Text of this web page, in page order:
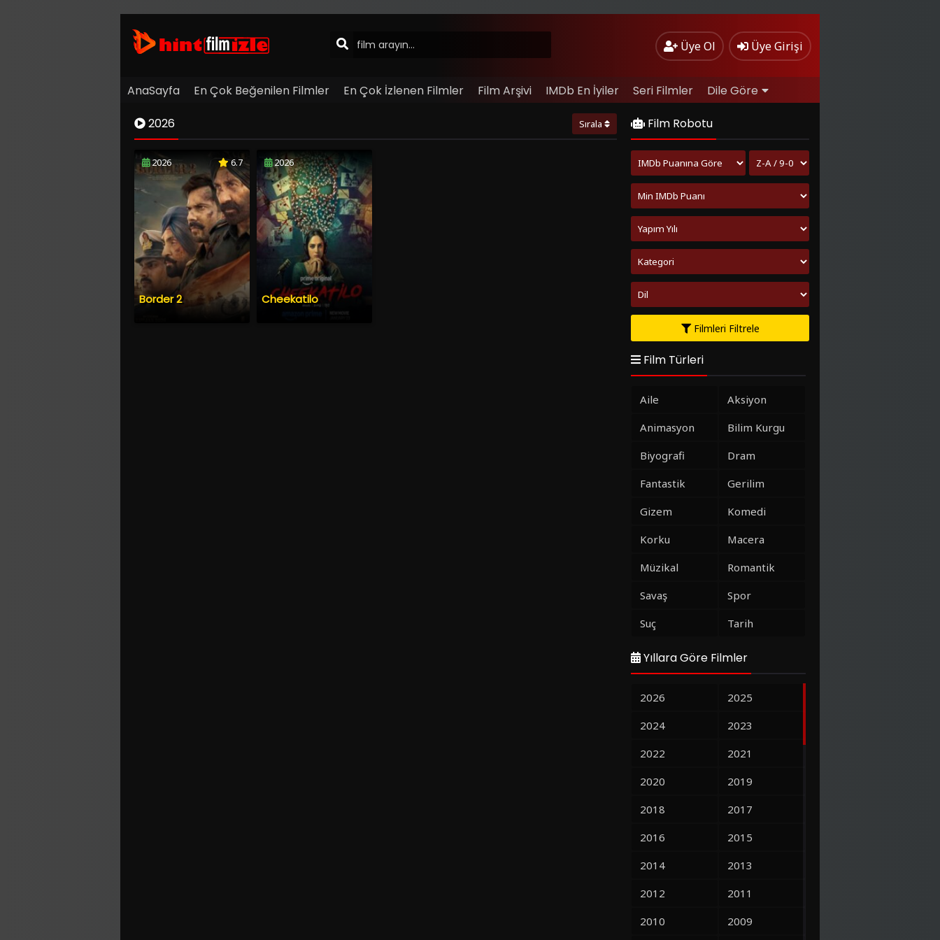
Üye Ol Üye Girişi
AnaSayfa En Çok Beğenilen Filmler En Çok İzlenen Filmler Film Arşivi IMDb En İyiler Seri Filmler Dile Göre
2026 Sırala
2026 6.7
Border 2
2026
Cheekatilo
Film Robotu
Filmleri Filtrele
Film Türleri
Aile
Aksiyon
Animasyon
Bilim Kurgu
Biyografi
Dram
Fantastik
Gerilim
Gizem
Komedi
Korku
Macera
Müzikal
Romantik
Savaş
Spor
Suç
Tarih
Yıllara Göre Filmler
2026
2025
2024
2023
2022
2021
2020
2019
2018
2017
2016
2015
2014
2013
2012
2011
2010
2009